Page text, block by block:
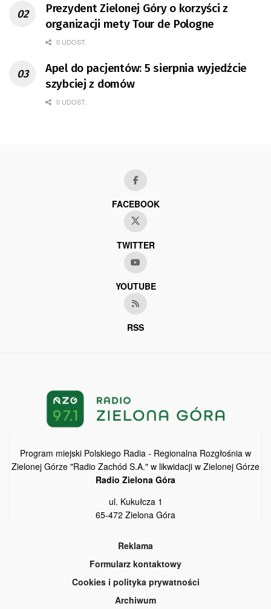
Prezydent Zielonej Góry o korzyści z
organizacji mety Tour de Pologne
0 UDOST.
Apel do pacjentów: 5 sierpnia wyjedźcie
szybciej z domów
0 UDOST.
FACEBOOK
TWITTER
YOUTUBE
RSS
Program miejski Polskiego Radia - Regionalna Rozgłośnia w
Zielonej Górze "Radio Zachód S.A." w likwidacji w Zielonej Górze
Radio Zielona Góra
ul. Kukułcza 1
65-472 Zielona Góra
Reklama
Formularz kontaktowy
Cookies i polityka prywatności
Archiwum